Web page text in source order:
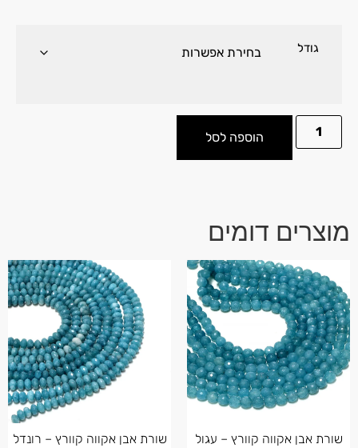
גודל
הוספה לסל
מוצרים דומים
שורת אבן אקווה קוורץ – עגול
שורת אבן אקווה קוורץ – רונדל